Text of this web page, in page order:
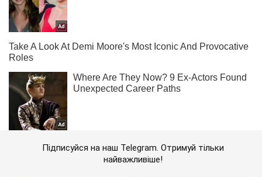
Підписуйся на наш Telegram. Отримуй тільки
найважливіше!